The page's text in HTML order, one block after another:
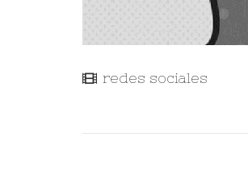
redes sociales